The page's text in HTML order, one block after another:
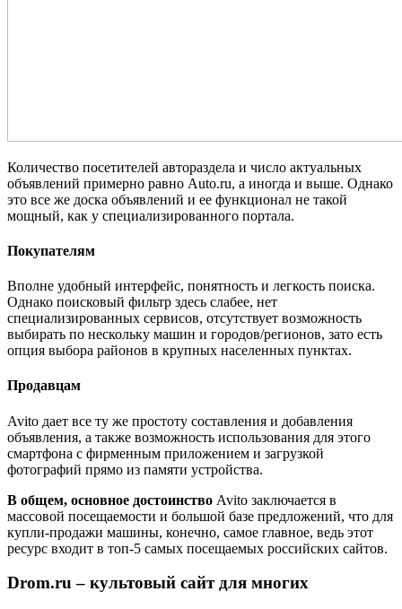
Количество посетителей автораздела и число актуальных
объявлений примерно равно Auto.ru, а иногда и выше. Однако
это все же доска объявлений и ее функционал не такой
мощный, как у специализированного портала.
Покупателям
Вполне удобный интерфейс, понятность и легкость поиска.
Однако поисковый фильтр здесь слабее, нет
специализированных сервисов, отсутствует возможность
выбирать по нескольку машин и городов/регионов, зато есть
опция выбора районов в крупных населенных пунктах.
Продавцам
Avito дает все ту же простоту составления и добавления
объявления, а также возможность использования для этого
смартфона с фирменным приложением и загрузкой
фотографий прямо из памяти устройства.
В общем, основное достоинство Avito заключается в
массовой посещаемости и большой базе предложений, что для
купли-продажи машины, конечно, самое главное, ведь этот
ресурс входит в топ-5 самых посещаемых российских сайтов.
Drom.ru – культовый сайт для многих